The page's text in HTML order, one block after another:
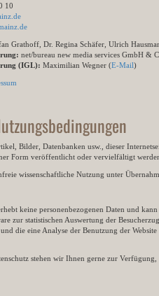
10
Grathoff, Dr. Regina Schäfer, Ulrich
net/bureau new media services GmbH &
(IGL): Maximilian Wegner (E-Mail)
Bilder, Datenbanken usw., dieser
Form veröffentlicht oder vervielfältigt
wissenschaftliche Nutzung unter
keine personenbezogenen Daten und
zur statistischen Auswertung der
die eine Analyse der Benutzung der
stehen wir Ihnen gerne zur